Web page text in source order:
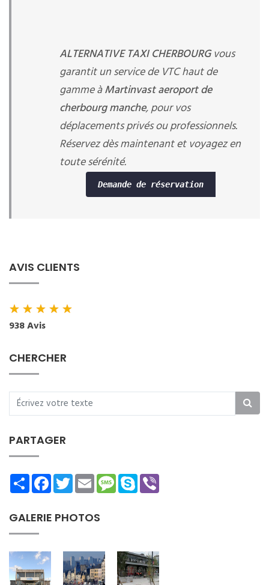
ALTERNATIVE TAXI CHERBOURGvous
garantit un service de VTC haut de
gamme àMartinvast aeroport de
cherbourg manche, pour vos
déplacements privés ou professionnels.
Réservez dès maintenant et voyagez en
toute sérénité.
Demande de réservation
AVIS CLIENTS
★★★★★
938 Avis
CHERCHER
PARTAGER
ShareFacebookTwitterEmailMessage
Skype
GALERIE PHOTOS